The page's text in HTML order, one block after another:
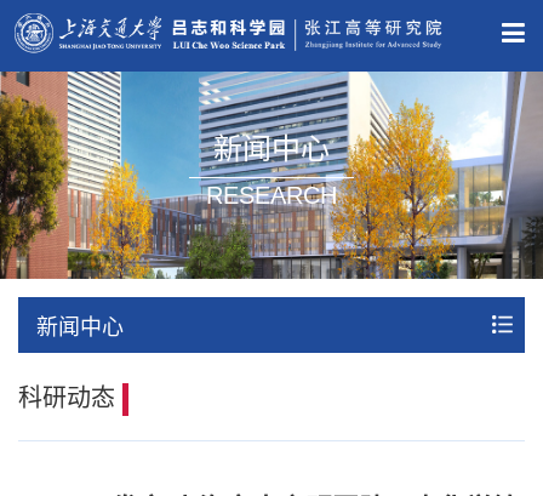
新闻中心
RESEARCH
新闻中心
科研动态